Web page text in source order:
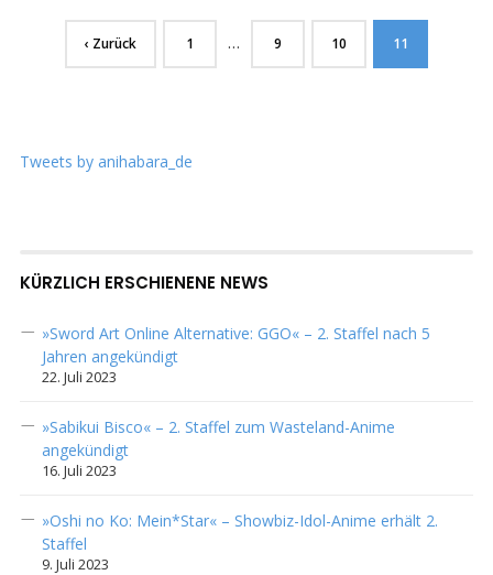
‹ Zurück 1 … 9 10 11
Tweets by anihabara_de
KÜRZLICH ERSCHIENENE NEWS
»Sword Art Online Alternative: GGO« – 2. Staffel nach 5
Jahren angekündigt
22. Juli 2023
»Sabikui Bisco« – 2. Staffel zum Wasteland-Anime
angekündigt
16. Juli 2023
»Oshi no Ko: Mein*Star« – Showbiz-Idol-Anime erhält 2.
Staffel
9. Juli 2023